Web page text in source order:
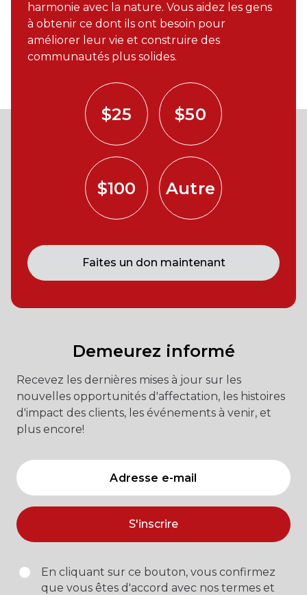
harmonie avec la nature. Vous aidez les gens
à obtenir ce dont ils ont besoin pour
améliorer leur vie et construire des
communautés plus solides.
$25 $50
$100 Autre
Faites un don maintenant
Demeurez informé
Recevez les dernières mises à jour sur les
nouvelles opportunités d'affectation, les histoires
d'impact des clients, les événements à venir, et
plus encore!
S'inscrire
En cliquant sur ce bouton, vous confirmez
que vous êtes d'accord avec nos termes et